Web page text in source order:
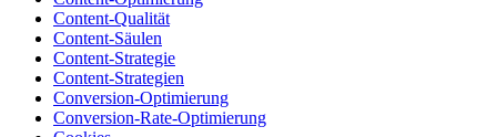
Content-Qualität
Content-Säulen
Content-Strategie
Content-Strategien
Conversion-Optimierung
Conversion-Rate-Optimierung